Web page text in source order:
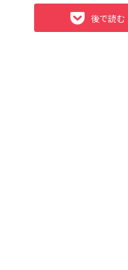
後で読む